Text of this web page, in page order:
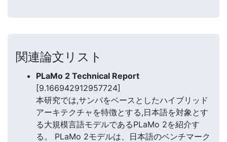
関連論文リスト
PLaMo 2 Technical Report
[9.166942912957724]
本研究では,サンバをベースとしたハイブリッド
アーキテクチャを特徴とする,日本語を対象とす
る大規模言語モデルであるPLaMo 2を紹介す
る。 PLaMo 2モデルは、日本語のベンチマーク